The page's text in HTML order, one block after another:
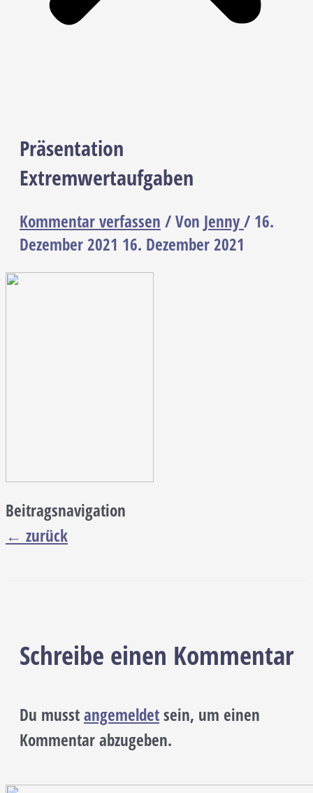
Präsentation
Extremwertaufgaben
Kommentar verfassen / Von Jenny/ 16.
Dezember 2021 16. Dezember 2021
Beitragsnavigation
← zurück
Schreibe einen Kommentar
Du musstangemeldetsein, um einen
Kommentar abzugeben.